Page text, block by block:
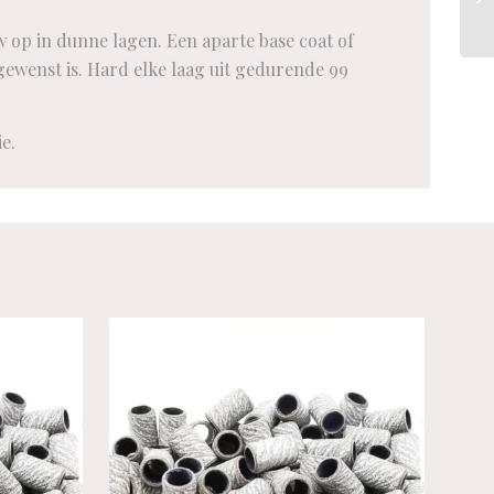
in dunne lagen. Een aparte base coat of
is. Hard elke laag uit gedurende 99